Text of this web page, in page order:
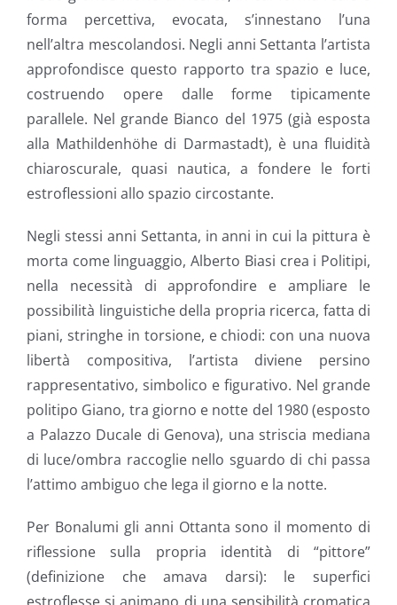
forma percettiva, evocata, s’innestano l’una
nell’altra mescolandosi. Negli anni Settanta l’artista
approfondisce questo rapporto tra spazio e luce,
costruendo opere dalle forme tipicamente
parallele. Nel grande Bianco del 1975 (già esposta
alla Mathildenhöhe di Darmastadt), è una fluidità
chiaroscurale, quasi nautica, a fondere le forti
estroflessioni allo spazio circostante.
Negli stessi anni Settanta, in anni in cui la pittura è
morta come linguaggio, Alberto Biasi crea i Politipi,
nella necessità di approfondire e ampliare le
possibilità linguistiche della propria ricerca, fatta di
piani, stringhe in torsione, e chiodi: con una nuova
libertà compositiva, l’artista diviene persino
rappresentativo, simbolico e figurativo. Nel grande
politipo Giano, tra giorno e notte del 1980 (esposto
a Palazzo Ducale di Genova), una striscia mediana
di luce/ombra raccoglie nello sguardo di chi passa
l’attimo ambiguo che lega il giorno e la notte.
Per Bonalumi gli anni Ottanta sono il momento di
riflessione sulla propria identità di “pittore”
(definizione che amava darsi): le superfici